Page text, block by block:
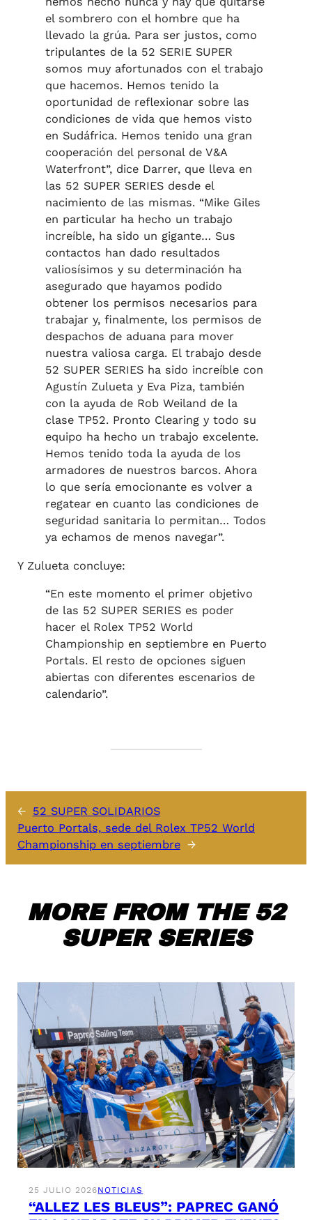
el sombrero con el hombre que ha
llevado la grúa. Para ser justos, como
tripulantes de la 52 SERIE SUPER
somos muy afortunados con el trabajo
que hacemos. Hemos tenido la
oportunidad de reflexionar sobre las
condiciones de vida que hemos visto
en Sudáfrica. Hemos tenido una gran
cooperación del personal de V&A
Waterfront”, dice Darrer, que lleva en
las 52 SUPER SERIES desde el
nacimiento de las mismas. “Mike Giles
en particular ha hecho un trabajo
increíble, ha sido un gigante… Sus
contactos han dado resultados
valiosísimos y su determinación ha
asegurado que hayamos podido
obtener los permisos necesarios para
trabajar y, finalmente, los permisos de
despachos de aduana para mover
nuestra valiosa carga. El trabajo desde
52 SUPER SERIES ha sido increíble con
Agustín Zulueta y Eva Piza, también
con la ayuda de Rob Weiland de la
clase TP52. Pronto Clearing y todo su
equipo ha hecho un trabajo excelente.
Hemos tenido toda la ayuda de los
armadores de nuestros barcos. Ahora
lo que sería emocionante es volver a
regatear en cuanto las condiciones de
seguridad sanitaria lo permitan… Todos
ya echamos de menos navegar”.
Y Zulueta concluye:
“En este momento el primer objetivo
de las 52 SUPER SERIES es poder
hacer el Rolex TP52 World
Championship en septiembre en Puerto
Portals. El resto de opciones siguen
abiertas con diferentes escenarios de
calendario”.
← 52 SUPER SOLIDARIOS
Puerto Portals, sede del Rolex TP52 World
Championship en septiembre →
MORE FROM THE 52
SUPER SERIES
25 JULIO 2026NOTICIAS
“ALLEZ LES BLEUS”: PAPREC GANÓ